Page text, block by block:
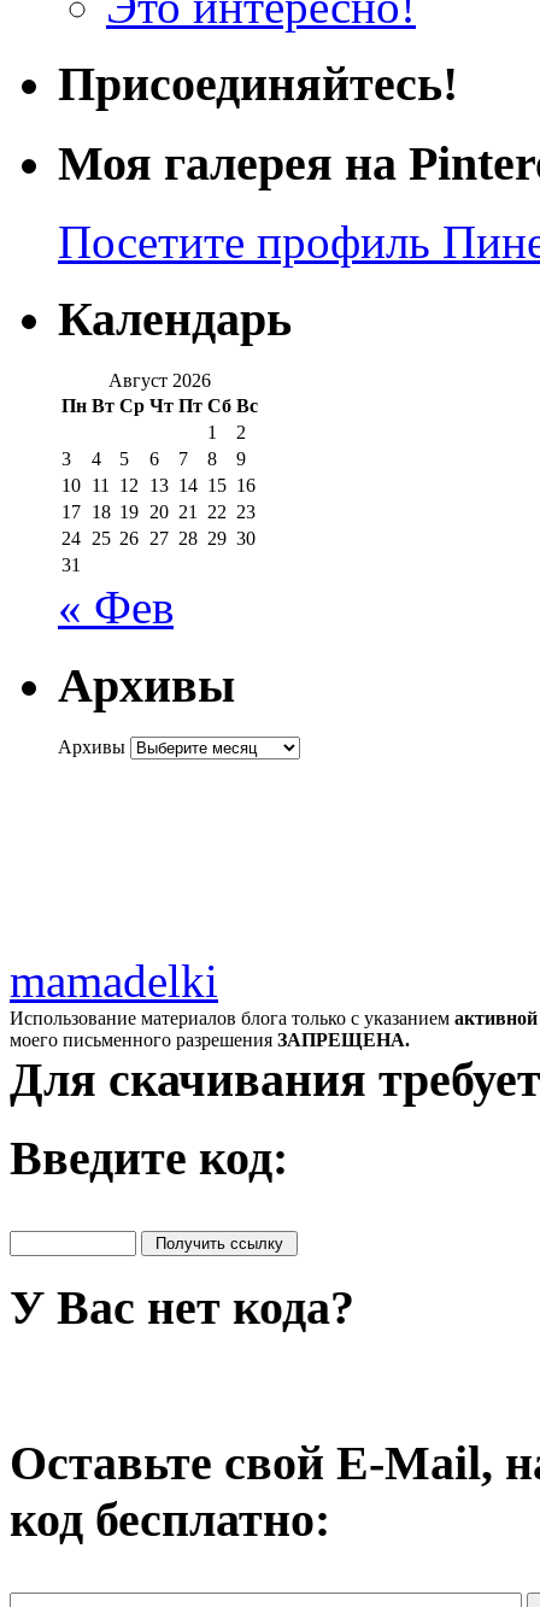
Присоединяйтесь!
Моя галерея на
Посетите профиль
Календарь
Август 2026
Пн Вт Ср Чт Пт Сб Вс
1
2
3
4 5 6 7 8
9
10 11 12 13 14 15 16
17 18 19 20 21 22 23
24 25 26 27 28 29 30
31
« Фев
Архивы
Архивы
mamadelki
Использование материалов блога только с указанием
моего письменного разрешения ЗАПРЕЩЕНА.
Для скачивания
Введите код:
У Вас нет кода?
Оставьте свой E-Mail,
код бесплатно: